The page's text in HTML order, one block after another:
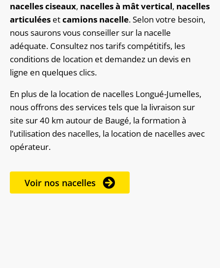
nacelles ciseaux, nacelles à mât vertical, nacelles
articulées etcamions nacelle. Selon votre besoin,
nous saurons vous conseiller sur la nacelle
adéquate. Consultez nos tarifs compétitifs, les
conditions de location et demandez un devis en
ligne en quelques clics.
En plus de la location de nacelles Longué-Jumelles,
nous offrons des services tels que la livraison sur
site sur 40 km autour de Baugé, la formation à
l’utilisation des nacelles, la location de nacelles avec
opérateur.
Voir nos nacelles